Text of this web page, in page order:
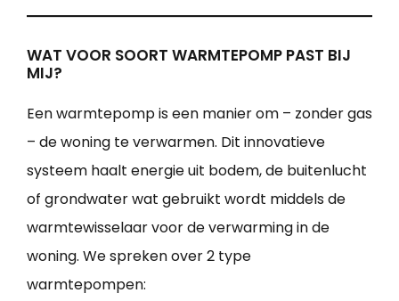
WAT VOOR SOORT WARMTEPOMP PAST BIJ
MIJ?
Een warmtepomp is een manier om – zonder gas
– de woning te verwarmen. Dit innovatieve
systeem haalt energie uit bodem, de buitenlucht
of grondwater wat gebruikt wordt middels de
warmtewisselaar voor de verwarming in de
woning. We spreken over 2 type
warmtepompen: